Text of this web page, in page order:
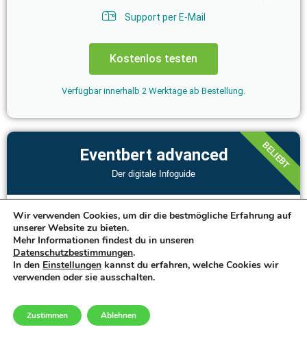
Support per E-Mail
Kostenlos testen
Verfügbar innerhalb 2 Werktage ab Bestellung.
Eventbert advanced
Der digitale Infoguide
€890
pro Event zzgl USt.
mobile Eventbert App
BELIEBT
Wir verwenden Cookies, um dir die bestmögliche Erfahrung auf
unserer Website zu bieten.
Mehr Informationen findest du in unseren
Datenschutzbestimmungen.
In den Einstellungen kannst du erfahren, welche Cookies wir
verwenden oder sie ausschalten.
Zustimmen Ablehnen